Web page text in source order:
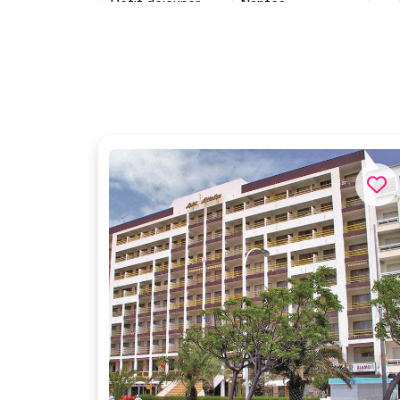
Petit déjeuner Nantes
Petit déjeuner Nantes
Petit déjeuner Nantes
Petit déjeuner Nantes
Petit déjeuner Nantes
Petit déjeuner Nantes
Petit déjeuner Nantes